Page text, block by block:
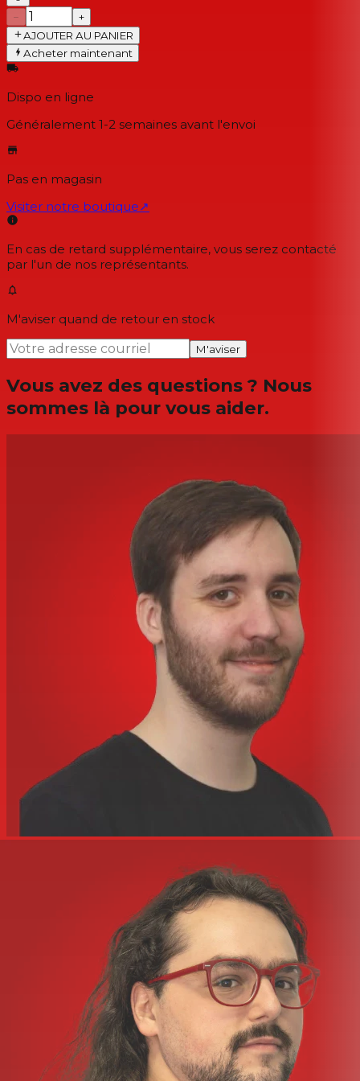
−
+
AJOUTER AU PANIER
Acheter maintenant
Dispo en ligne
Généralement 1-2 semaines avant l'envoi
Pas en magasin
Visiter notre boutique↗
En cas de retard supplémentaire, vous serez contacté
par l'un de nos représentants.
M'aviser quand de retour en stock
M'aviser
Vous avez des questions ? Nous
sommes là pour vous aider.